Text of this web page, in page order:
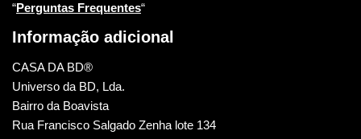
“Perguntas Frequentes“
Informação adicional
CASA DA BD®
Universo da BD, Lda.
Bairro da Boavista
Rua Francisco Salgado Zenha lote 134